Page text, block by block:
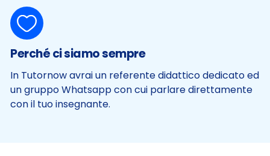
Perché ci siamo sempre
In Tutornow avrai un referente didattico dedicato ed
un gruppo Whatsapp con cui parlare direttamente
con il tuo insegnante.